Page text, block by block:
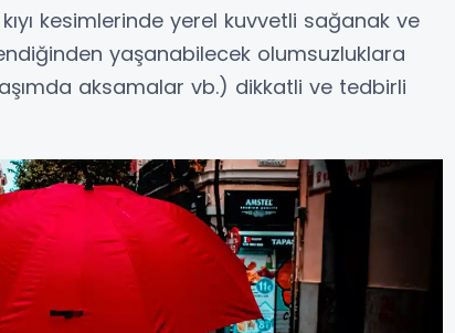
kesimlerinde yerel kuvvetli sağanak ve
yaşanabilecek olumsuzluklara
aksamalar vb.) dikkatli ve tedbirli